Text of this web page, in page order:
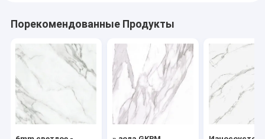
Порекомендованные Продукты